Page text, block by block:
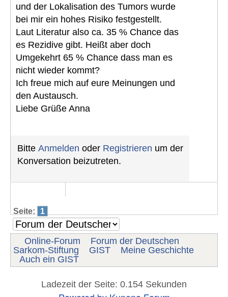
und der Lokalisation des Tumors wurde
bei mir ein hohes Risiko festgestellt.
Laut Literatur also ca. 35 % Chance das
es Rezidive gibt. Heißt aber doch
Umgekehrt 65 % Chance dass man es
nicht wieder kommt?
Ich freue mich auf eure Meinungen und
den Austausch.
Liebe Grüße Anna
Bitte Anmelden oder Registrieren um der
Konversation beizutreten.
Seite: 1
Online-Forum
Forum der Deutschen
Sarkom-Stiftung
GIST
Meine Geschichte
Auch ein GIST
Ladezeit der Seite: 0.154 Sekunden